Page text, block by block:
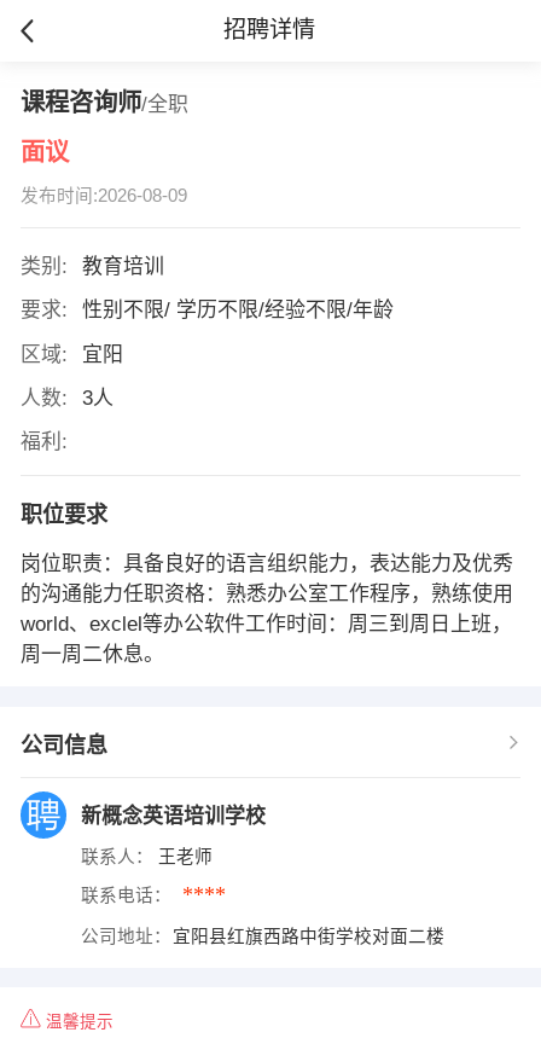
招聘详情
课程咨询师/全职
面议
发布时间:2026-08-09
类别:
教育培训
要求:
性别不限/ 学历不限/经验不限/年龄
区域:
宜阳
人数:
3人
福利:
职位要求
岗位职责：具备良好的语言组织能力，表达能力及优秀
的沟通能力任职资格：熟悉办公室工作程序，熟练使用
world、exclel等办公软件工作时间：周三到周日上班，
周一周二休息。
公司信息
新概念英语培训学校
联系人： 王老师
联系电话： ****
公司地址： 宜阳县红旗西路中街学校对面二楼
温馨提示